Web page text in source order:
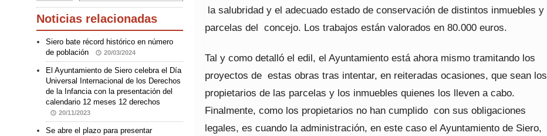
la salubridad y el adecuado estado de conservación de distintos inmuebles y
parcelas del concejo. Los trabajos están valorados en 80.000 euros.
Tal y como detalló el edil, el Ayuntamiento está ahora mismo tramitando los
proyectos de estas obras tras intentar, en reiteradas ocasiones, que sean los
propietarios de las parcelas y los inmuebles quienes los lleven a cabo.
Finalmente, como los propietarios no han cumplido con sus obligaciones
legales, es cuando la administración, en este caso el Ayuntamiento de Siero,
Noticias relacionadas
Siero bate récord histórico en número
de población
20/03/2024
El Ayuntamiento de Siero celebra el Día
Universal Internacional de los Derechos
de la Infancia con la presentación del
calendario 12 meses 12 derechos
20/11/2023
Se abre el plazo para presentar